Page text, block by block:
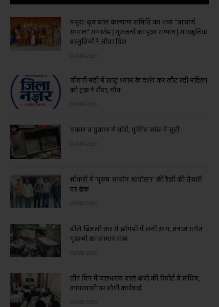
मथुरा: बृज बाल कल्याण समिति का भव्य “आचार्य
सम्मान” समारोह | गुरुजनों का हुआ सम्मान | सांस्कृतिक
प्रस्तुतियों ने जीता दिल
05/08/2026
जीवनी मंडी में खांटू श्याम के दर्शन कर लौट रही महिला
को ट्रक ने रौंदा, मौत
05/08/2026
मकान व दुकान में चोरी, पुलिस जांच में जुटी
05/08/2026
सीकरी में ‘पुरुष आयोग आंदोलन’ की रैली की तैयारी
पर ब्रेक
05/08/2026
ढीले बिजली तार से झोपड़ी में लगी आग, अनाज समेत
गृहस्थी का सामान राख
05/08/2026
तीन दिन में जलभराव वाले क्षेत्रों की रिपोर्ट दें सचिव,
लापरवाही पर होगी कार्रवाई
05/08/2026